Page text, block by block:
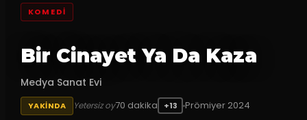
KOMEDI
Bir Cinayet Ya Da Kaza
Medya Sanat Evi
YAKINDA Yetersiz oy70 dakika +13 Prömiyer 2024